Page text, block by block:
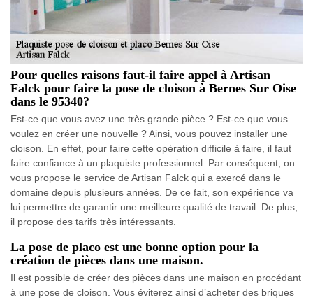
Pour quelles raisons faut-il faire appel à Artisan
Falck pour faire la pose de cloison à Bernes Sur Oise
dans le 95340?
Est-ce que vous avez une très grande pièce ? Est-ce que vous
voulez en créer une nouvelle ? Ainsi, vous pouvez installer une
cloison. En effet, pour faire cette opération difficile à faire, il faut
faire confiance à un plaquiste professionnel. Par conséquent, on
vous propose le service de Artisan Falck qui a exercé dans le
domaine depuis plusieurs années. De ce fait, son expérience va
lui permettre de garantir une meilleure qualité de travail. De plus,
il propose des tarifs très intéressants.
La pose de placo est une bonne option pour la
création de pièces dans une maison.
Il est possible de créer des pièces dans une maison en procédant
à une pose de cloison. Vous éviterez ainsi d’acheter des briques